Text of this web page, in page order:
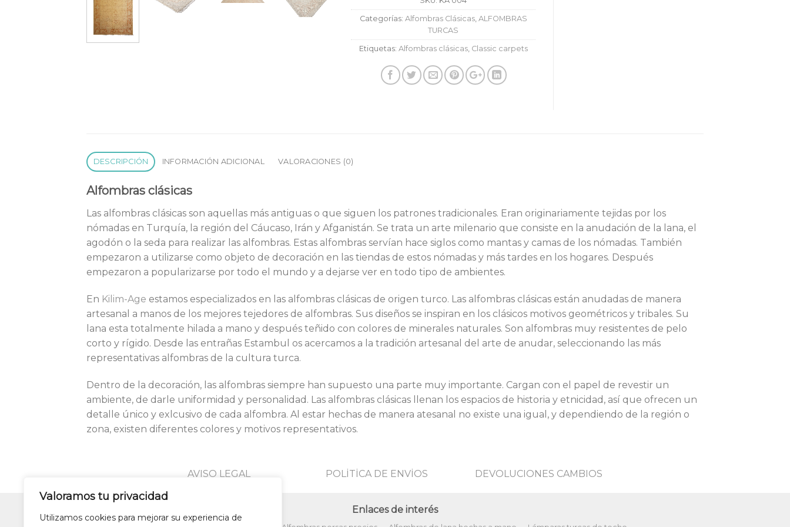
Valoramos tu privacidad
Utilizamos cookies para mejorar su experiencia de
Categorías: Alfombras Clásicas, ALFOMBRAS
TURCAS
Etiquetas: Alfombras clásicas, Classic carpets
DESCRIPCIÓN INFORMACIÓN ADICIONAL VALORACIONES (0)
Alfombras clásicas
Las alfombras clásicas son aquellas más antiguas o que siguen los patrones tradicionales. Eran originariamente tejidas por los
nómadas en Turquía, la región del Cáucaso, Irán y Afganistán. Se trata un arte milenario que consiste en la anudación de la lana, el
agodón o la seda para realizar las alfombras. Estas alfombras servían hace siglos como mantas y camas de los nómadas. También
empezaron a utilizarse como objeto de decoración en las tiendas de estos nómadas y más tardes en los hogares. Después
empezaron a popularizarse por todo el mundo y a dejarse ver en todo tipo de ambientes.
En Kilim-Age estamos especializados en las alfombras clásicas de origen turco. Las alfombras clásicas están anudadas de manera
artesanal a manos de los mejores tejedores de alfombras. Sus diseños se inspiran en los clásicos motivos geométricos y tribales. Su
lana esta totalmente hilada a mano y después teñido con colores de minerales naturales. Son alfombras muy resistentes de pelo
corto y rígido. Desde las entrañas Estambul os acercamos a la tradición artesanal del arte de anudar, seleccionando las más
representativas alfombras de la cultura turca.
Dentro de la decoración, las alfombras siempre han supuesto una parte muy importante. Cargan con el papel de revestir un
ambiente, de darle uniformidad y personalidad. Las alfombras clásicas llenan los espacios de historia y etnicidad, así que ofrecen un
detalle único y exlcusivo de cada alfombra. Al estar hechas de manera atesanal no existe una igual, y dependiendo de la región o
zona, existen diferentes colores y motivos representativos.
AVISO LEGAL POLİTİCA DE ENVİOS DEVOLUCIONES CAMBIOS
Enlaces de interés